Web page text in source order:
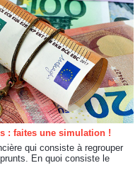
: faites une simulation !
qui consiste à regrouper
En quoi consiste le